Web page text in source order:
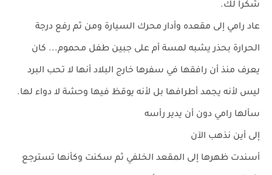
شكرا لك.
عاد رامي إلى مقعده وأدار محرك السيارة ومن ثم رفع درجة
الحرارة بحذر يشبه لمسة أم على جبين طفل محموم... كان
يعرف منذ أن رافقها في سفرها خارج البلاد أنها لا تحب البرد
ليس لأنه يجمد أطرافها بل لأنه يوقظ فيها وحشة لا دواء لها.
سألها رامي دون أن يدير رأسه
إلى أين نذهب الآن
أسندت ظهرها إلى المقعد الخلفي ثم سكنت وكأنها تسترجع